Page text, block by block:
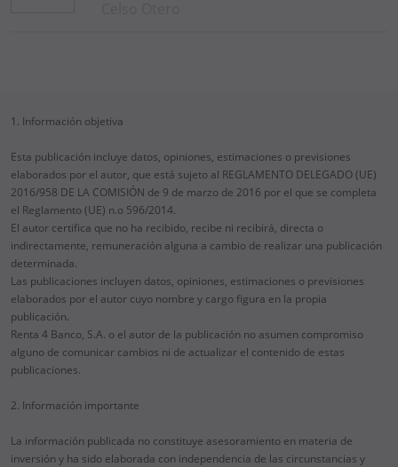
1. Información objetiva
Esta publicación incluye datos, opiniones, estimaciones o previsiones
elaborados por el autor, que está sujeto al REGLAMENTO DELEGADO (UE)
2016/958 DE LA COMISIÓN de 9 de marzo de 2016 por el que se completa
el Reglamento (UE) n.o 596/2014.
El autor certifica que no ha recibido, recibe ni recibirá, directa o
indirectamente, remuneración alguna a cambio de realizar una publicación
determinada.
Las publicaciones incluyen datos, opiniones, estimaciones o previsiones
elaborados por el autor cuyo nombre y cargo figura en la propia
publicación.
Renta 4 Banco, S.A. o el autor de la publicación no asumen compromiso
alguno de comunicar cambios ni de actualizar el contenido de estas
publicaciones.
2. Información importante
La información publicada no constituye asesoramiento en materia de
inversión y ha sido elaborada con independencia de las circunstancias y